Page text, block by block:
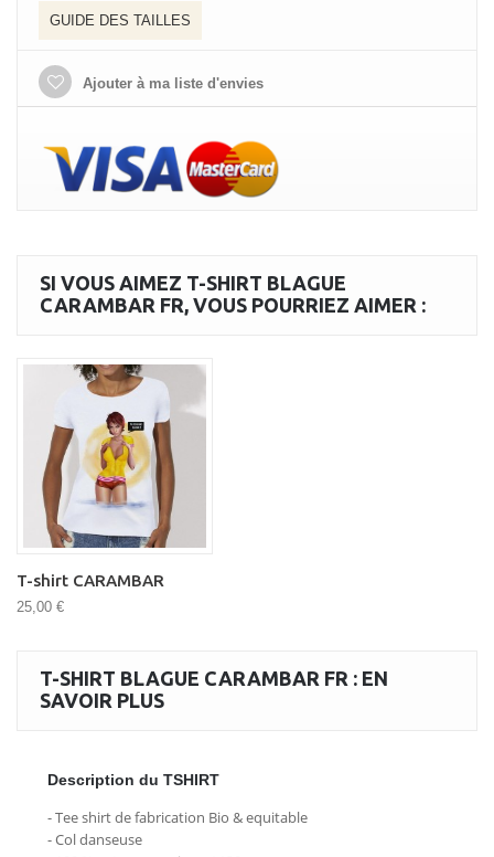
GUIDE DES TAILLES
Ajouter à ma liste d'envies
SI VOUS AIMEZ T-SHIRT BLAGUE
CARAMBAR FR, VOUS POURRIEZ AIMER :
T-shirt CARAMBAR
25,00 €
T-SHIRT BLAGUE CARAMBAR FR : EN
SAVOIR PLUS